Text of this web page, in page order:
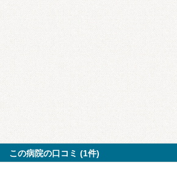
この病院の口コミ (1件)